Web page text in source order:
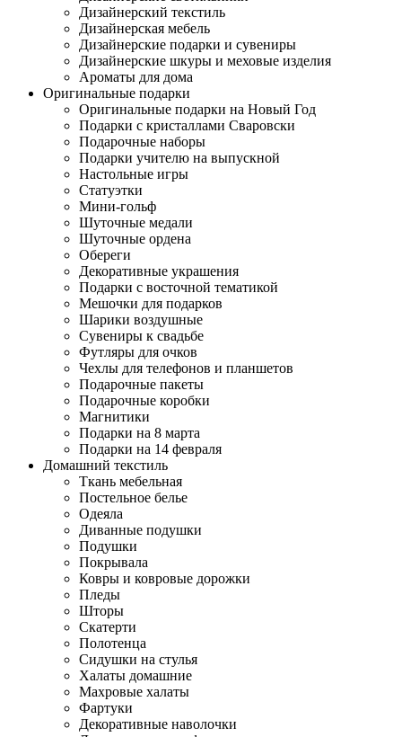
Дизайнерский текстиль
Дизайнерская мебель
Дизайнерские подарки и сувениры
Дизайнерские шкуры и меховые изделия
Ароматы для дома
Оригинальные подарки
Оригинальные подарки на Новый Год
Подарки с кристаллами Сваровски
Подарочные наборы
Подарки учителю на выпускной
Настольные игры
Статуэтки
Мини-гольф
Шуточные медали
Шуточные ордена
Обереги
Декоративные украшения
Подарки с восточной тематикой
Мешочки для подарков
Шарики воздушные
Сувениры к свадьбе
Футляры для очков
Чехлы для телефонов и планшетов
Подарочные пакеты
Подарочные коробки
Магнитики
Подарки на 8 марта
Подарки на 14 февраля
Домашний текстиль
Ткань мебельная
Постельное белье
Одеяла
Диванные подушки
Подушки
Покрывала
Ковры и ковровые дорожки
Пледы
Шторы
Скатерти
Полотенца
Сидушки на стулья
Халаты домашние
Махровые халаты
Фартуки
Декоративные наволочки